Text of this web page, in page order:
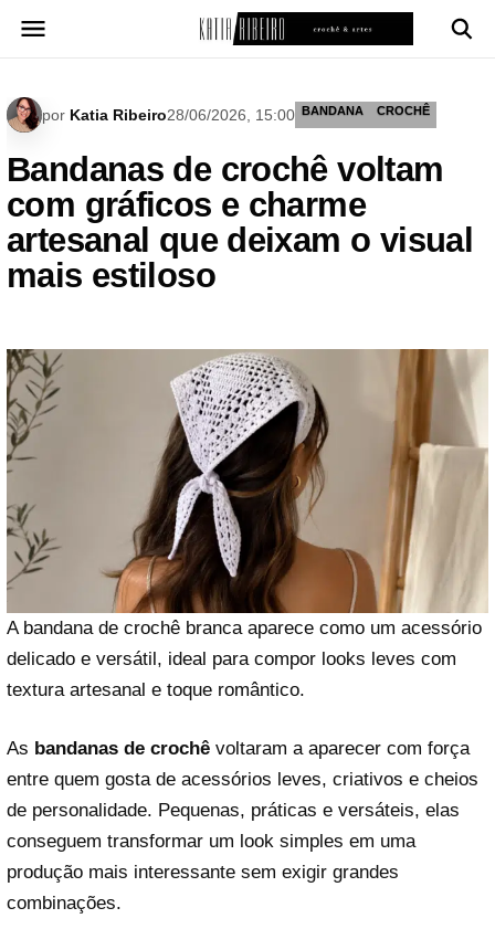
para
por Katia Ribeiro28/06/2026, 15:00 BANDANA CROCHÊ
Bandanas de crochê voltam
com gráficos e charme
artesanal que deixam o visual
mais estiloso
A bandana de crochê branca aparece como um acessório
delicado e versátil, ideal para compor looks leves com
textura artesanal e toque romântico.
As bandanas de crochê voltaram a aparecer com força
entre quem gosta de acessórios leves, criativos e cheios
de personalidade. Pequenas, práticas e versáteis, elas
conseguem transformar um look simples em uma
produção mais interessante sem exigir grandes
combinações.